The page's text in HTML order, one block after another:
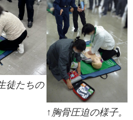
徒たちの
↑胸骨圧迫の様子。